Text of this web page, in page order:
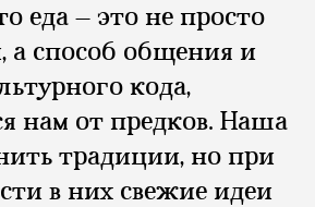
область
Вторник
- 22:00
333 17 77
еда – это не просто
способ общения и
кода,
нам от предков. Наша
традиции, но при
в них свежие идеи